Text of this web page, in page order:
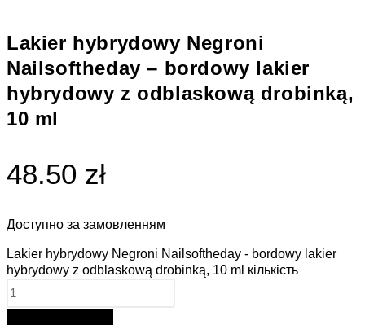
Lakier hybrydowy Negroni
Nailsoftheday – bordowy lakier
hybrydowy z odblaskową drobinką,
10 ml
48.50 zł
Доступно за замовленням
Lakier hybrydowy Negroni Nailsoftheday - bordowy lakier
hybrydowy z odblaskową drobinką, 10 ml кількість